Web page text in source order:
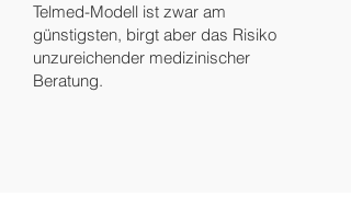
Telmed-Modell ist zwar am
günstigsten, birgt aber das Risiko
unzureichender medizinischer
Beratung.